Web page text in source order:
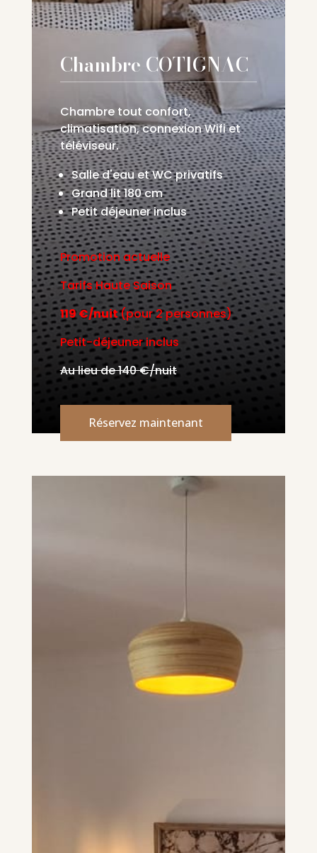
Chambre COTIGNAC
Chambre tout confort,
climatisation, connexion Wifi et
téléviseur.
Salle d'eau et WC privatifs
Grand lit 180 cm
Petit déjeuner inclus
Promotion actuelle
Tarifs Haute Saison
119 €/nuit(pour 2 personnes)
Petit-déjeuner inclus
Au lieu de 140 €/nuit
Réservez maintenant